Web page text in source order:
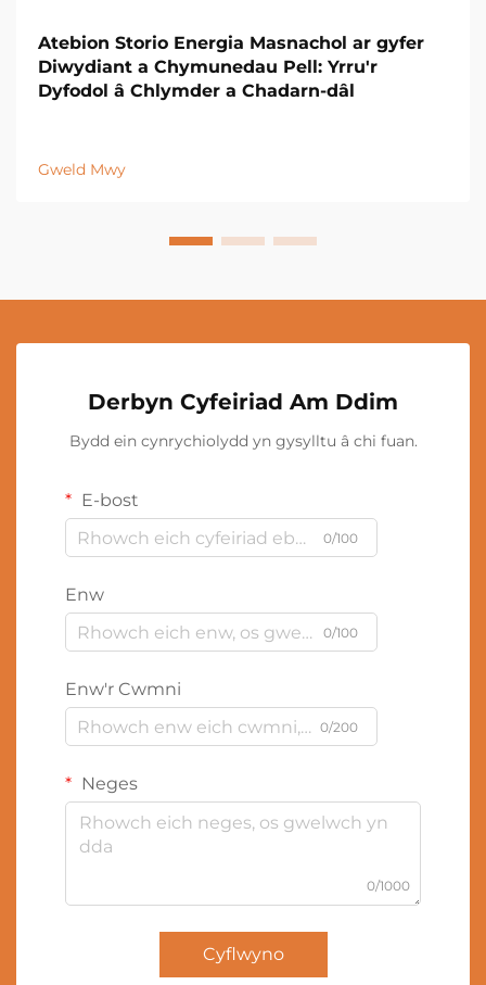
Atebion Storio Energia Masnachol ar gyfer
Diwydiant a Chymunedau Pell: Yrru'r
Dyfodol â Chlymder a Chadarn-dâl
Gweld Mwy
Derbyn Cyfeiriad Am Ddim
Bydd ein cynrychiolydd yn gysylltu â chi fuan.
E-bost
0/100
Enw
0/100
Enw'r Cwmni
0/200
Neges
0/1000
Cyflwyno